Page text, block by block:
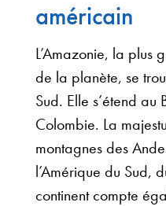
américain
L’Amazonie, la plus
de la planète, se
Sud. Elle s’étend au
Colombie. La
montagnes des
l’Amérique du Sud,
continent compte